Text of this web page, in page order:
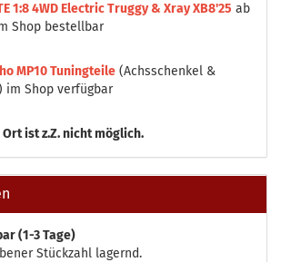
1:8 4WD Electric Truggy & Xray XB8'25 ab
Shop bestellbar
MP10 Tuningteile (Achsschenkel &
im Shop verfügbar
ist z.Z. nicht möglich.
(1-3 Tage)
Stückzahl lagernd.